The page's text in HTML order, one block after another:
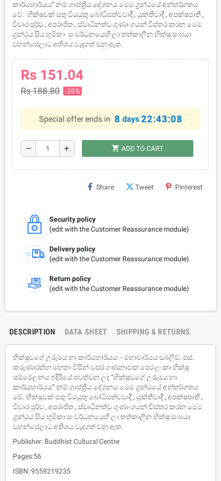
කාර්යභාර්යය” නම් ශාස්ත්‍රීය දේශනය මෙම ග්‍රන්ථයේ අන්තර්ගතය
වේ. භික්ෂුවක් සතු වියයුතු බෝධිසත්වවාදී , යුක්තිවාදී , අපක්ෂපාතී ,
විචාර පුර්ව , අපරාජිත , ස්වාධීනත්ව ගුණාංගයන් විස්තර කරන මෙම
ග්‍රන්ථය සිය භූමිකා සංවර්ධනයෙහි ලා තත්කාලීන භික්ෂු සංඝයා
වහන්සේලාට අතිශය වැදගත් වනු ඇත.
Rs 151.04
Rs 188.80 -20%
Special offer ends in 8 days 22:43:08
remove add shopping_cart ADD TO CART
Share Tweet Pinterest
Security policy
(edit with the Customer Reassurance module)
Delivery policy
(edit with the Customer Reassurance module)
Return policy
(edit with the Customer Reassurance module)
DESCRIPTION DATA SHEET SHIPPING & RETURNS
භික්ෂුවගේ උරුමය හා කාර්යභාර්යය - මහාචාර්යය ඩබ්ලිව්. එස්.
කරුණාරත්න මහතා විසින් වසර ගණනාවක පෙර ලංකා භික්ෂු
සම්මේලනය ඉදිරියේ පවත්වන ලද “භික්ෂුවගේ උරුමය හා
කාර්යභාර්යය” නම් ශාස්ත්‍රීය දේශනය මෙම ග්‍රන්ථයේ අන්තර්ගතය
වේ. භික්ෂුවක් සතු වියයුතු බෝධිසත්වවාදී , යුක්තිවාදී , අපක්ෂපාතී ,
විචාර පුර්ව , අපරාජිත , ස්වාධීනත්ව ගුණාංගයන් විස්තර කරන මෙම
ග්‍රන්ථය සිය භූමිකා සංවර්ධනයෙහි ලා තත්කාලීන භික්ෂු සංඝයා
වහන්සේලාට අතිශය වැදගත් වනු ඇත.
Publisher: Buddhist Cultural Centre
Pages:56
ISBN: 9559219235